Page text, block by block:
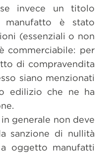
invece un titolo
è stato
(essenziali o non
commerciabile: per
di compravendita
siano menzionati
edilizio che ne ha
generale non deve
sanzione di nullità
oggetto manufatti